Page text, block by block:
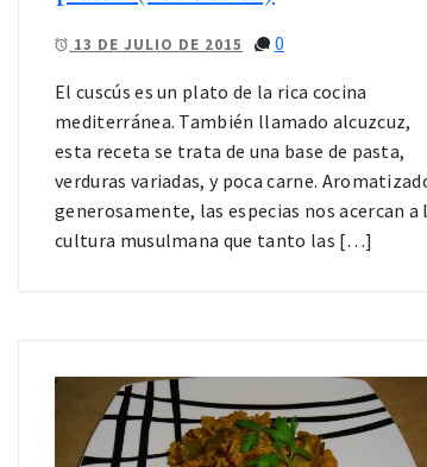
13 DE JULIO DE 2015 0
El cuscús es un plato de la rica cocina
mediterránea. También llamado alcuzcuz,
esta receta se trata de una base de pasta,
verduras variadas, y poca carne.
generosamente, las especias nos acercan a
cultura musulmana que tanto las […]